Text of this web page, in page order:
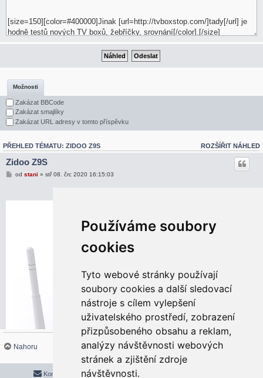
Používáme soubory
cookies
Tyto webové stránky používají
soubory cookies a další sledovací
nástroje s cílem vylepšení
uživatelského prostředí, zobrazení
přizpůsobeného obsahu a reklam,
analýzy návštěvnosti webových
stránek a zjištění zdroje
návštěvnosti.
Možnosti
Zakázat BBCode
Zakázat smajlíky
Zakázat URL adresy v tomto příspěvku
ROZŠÍŘIT NÁHLED
PŘEHLED TÉMATU: ZIDOO Z9S
Zidoo Z9S
od stani » stř 08. črc 2020 16:15:03
Nahoru
Smazat cookies
Kontaktujte mě/nás